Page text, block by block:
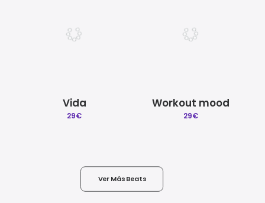
Vida
29€
Workout mood
29€
Ver Más Beats